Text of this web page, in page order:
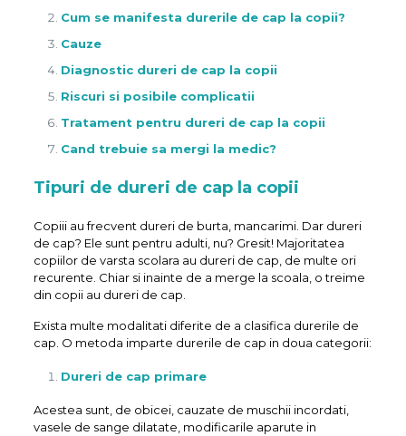
Cum se manifesta durerile de cap la copii?
Cauze
Diagnostic dureri de cap la copii
Riscuri si posibile complicatii
Tratament pentru dureri de cap la copii
Cand trebuie sa mergi la medic?
Tipuri de dureri de cap la copii
Copiii au frecvent dureri de burta, mancarimi. Dar dureri
de cap? Ele sunt pentru adulti, nu? Gresit! Majoritatea
copiilor de varsta scolara au dureri de cap, de multe ori
recurente. Chiar si inainte de a merge la scoala, o treime
din copii au dureri de cap.
Exista multe modalitati diferite de a clasifica durerile de
cap. O metoda imparte durerile de cap in doua categorii:
Dureri de cap primare
Acestea sunt, de obicei, cauzate de muschii incordati,
vasele de sange dilatate, modificarile aparute in